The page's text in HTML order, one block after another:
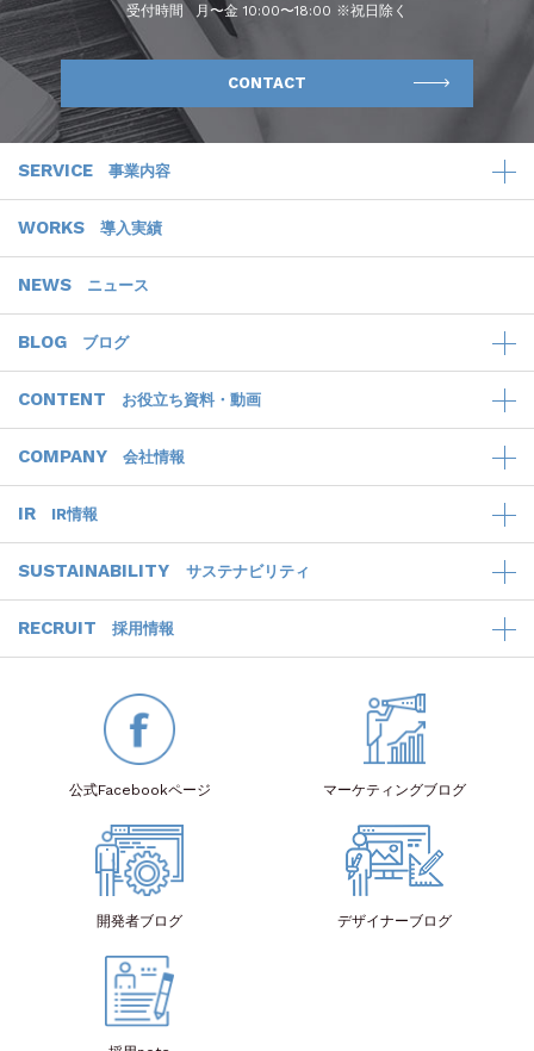
受付時間 月〜金 10:00〜18:00 ※祝日除く
CONTACT
SERVICE 事業内容
WORKS 導入実績
NEWS ニュース
BLOG ブログ
CONTENT お役立ち資料・動画
COMPANY 会社情報
IR IR情報
SUSTAINABILITY サステナビリティ
RECRUIT 採用情報
公式Facebookページ マーケティングブログ
開発者ブログ デザイナーブログ